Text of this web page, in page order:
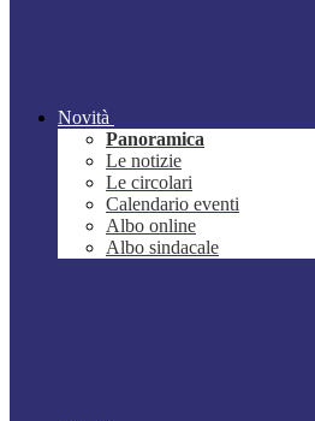
Novità
Panoramica
Le notizie
Le circolari
Calendario eventi
Albo online
Albo sindacale